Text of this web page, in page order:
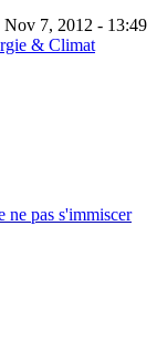
Nov 7, 2012 - 13:49
& Climat
pas s'immiscer